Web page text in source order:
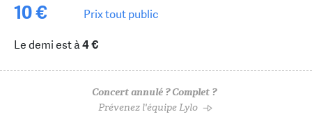
10 € Prix tout public
Le demi est à4 €
Concert annulé ? Complet ?
Prévenez l'équipe Lylo